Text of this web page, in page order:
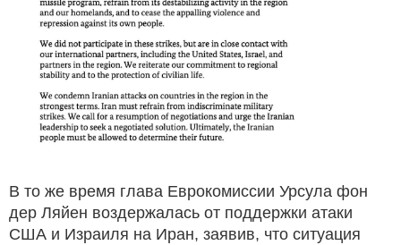
В то же время глава Еврокомиссии Урсула фон
дер Ляйен воздержалась от поддержки атаки
США и Израиля на Иран, заявив, что ситуация